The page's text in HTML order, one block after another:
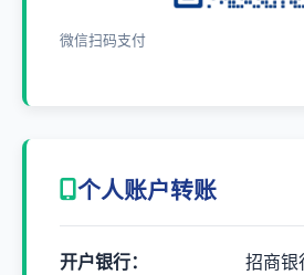
微信扫码支付
个人账户转账
开户银行：
招商银